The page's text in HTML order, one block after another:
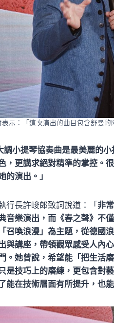
示：「這次演出的曲目包含舒曼
調小提琴協奏曲是最美麗的
，更講求絕對精準的掌控。
的演出。 」
行長許峻郎致詞說道：「 非
音樂演出，而《春之聲》不
召喚浪漫」為主題，從德國
與講座，帶領觀眾感受人內
。她曾說，希望能「把生活
是技巧上的磨練，更包含對
能在技術層面有所提升，也